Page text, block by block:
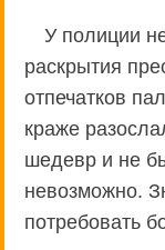
У полиции
раскрытия
отпечатков
краже
шедевр и не
невозможно.
потребовать